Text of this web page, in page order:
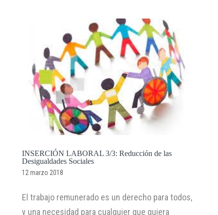
INSERCIÓN LABORAL 3/3: Reducción de las
Desigualdades Sociales
12 marzo 2018
El trabajo remunerado es un derecho para todos,
y una necesidad para cualquier que quiera